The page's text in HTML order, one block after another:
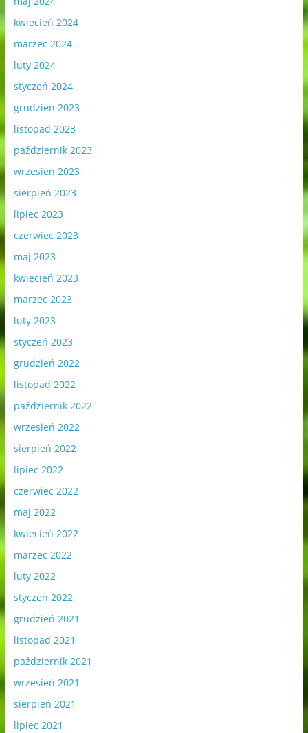
kwiecień 2024
marzec 2024
luty 2024
styczeń 2024
grudzień 2023
listopad 2023
październik 2023
wrzesień 2023
sierpień 2023
lipiec 2023
czerwiec 2023
maj 2023
kwiecień 2023
marzec 2023
luty 2023
styczeń 2023
grudzień 2022
listopad 2022
październik 2022
wrzesień 2022
sierpień 2022
lipiec 2022
czerwiec 2022
maj 2022
kwiecień 2022
marzec 2022
luty 2022
styczeń 2022
grudzień 2021
listopad 2021
październik 2021
wrzesień 2021
sierpień 2021
lipiec 2021